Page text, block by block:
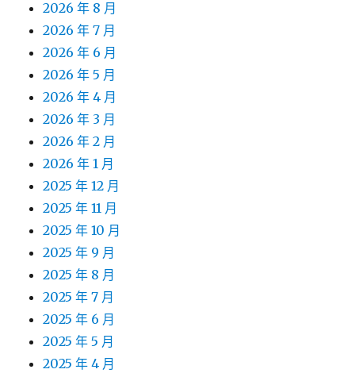
2026 年 8 月
2026 年 7 月
2026 年 6 月
2026 年 5 月
2026 年 4 月
2026 年 3 月
2026 年 2 月
2026 年 1 月
2025 年 12 月
2025 年 11 月
2025 年 10 月
2025 年 9 月
2025 年 8 月
2025 年 7 月
2025 年 6 月
2025 年 5 月
2025 年 4 月